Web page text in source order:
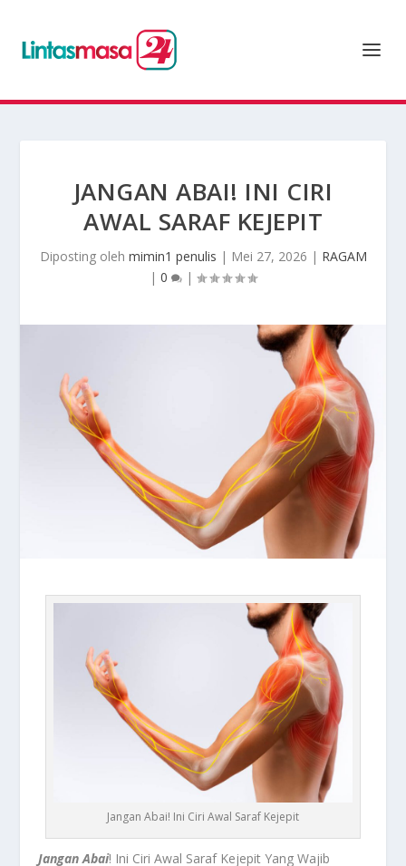
JANGAN ABAI! INI CIRI
AWAL SARAF KEJEPIT
Diposting oleh mimin1 penulis | Mei 27, 2026 | RAGAM
| 0 |
Jangan Abai! Ini Ciri Awal Saraf Kejepit
Jangan Abai! Ini Ciri Awal Saraf Kejepit Yang Wajib